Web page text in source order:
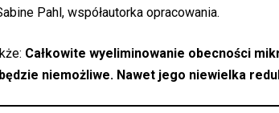
Pahl, współautorka opracowania.
Całkowite wyeliminowanie obecności
niemożliwe. Nawet jego niewielka